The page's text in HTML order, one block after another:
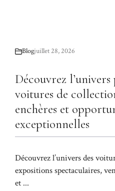
Blogjuillet 28, 2026
Découvrez l’univers
voitures de
enchères et
exceptionnelles
Découvrez l’univers des
expositions spectaculaires,
et ...